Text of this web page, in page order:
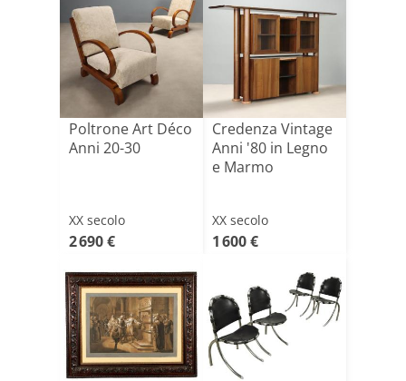
Poltrone Art Déco
Anni 20-30
XX secolo
2 690 €
Credenza Vintage
Anni '80 in Legno
e Marmo
XX secolo
1 600 €